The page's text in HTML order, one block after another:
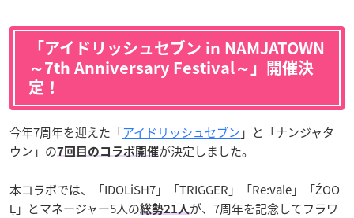
「アイドリッシュセブン in NAMJATOWN
～7th Anniversary Festival～」開催決
定！
今年7周年を迎えた「アイドリッシュセブン 」と「ナンジャタ
ウン」の7回目のコラボ開催が決定しました。
本コラボでは、「IDOLiSH7」「TRIGGER」「Re:vale」「ŹOO
Ļ」とマネージャー5人の総勢21人 が、7周年を記念してフラワ